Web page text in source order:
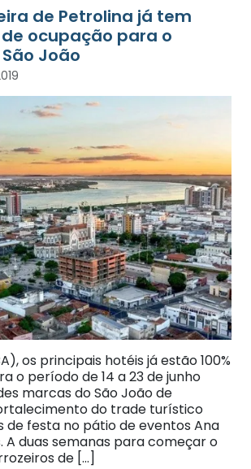
de Petrolina já tem
ocupação para o
João
os principais hotéis já estão 100%
o período de 14 a 23 de junho
marcas do São João de
do trade turístico
de festa no pátio de eventos Ana
A duas semanas para começar o
de […]